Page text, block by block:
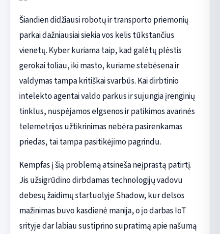
Šiandien didžiausi robotų ir transporto priemonių
parkai dažniausiai siekia vos kelis tūkstančius
vienetų. Kyber kuriama taip, kad galėtų plėstis
gerokai toliau, iki masto, kuriame stebėsena ir
valdymas tampa kritiškai svarbūs. Kai dirbtinio
intelekto agentai valdo parkus ir sujungia įrenginių
tinklus, nuspėjamos elgsenos ir patikimos avarinės
telemetrijos užtikrinimas nebėra pasirenkamas
priedas, tai tampa pasitikėjimo pagrindu.
Kempfas į šią problemą atsineša neįprastą patirtį.
Jis užsigrūdino dirbdamas technologijų vadovu
debesų žaidimų startuolyje Shadow, kur delsos
mažinimas buvo kasdienė manija, o jo darbas IoT
srityje dar labiau sustiprino supratimą apie našumą